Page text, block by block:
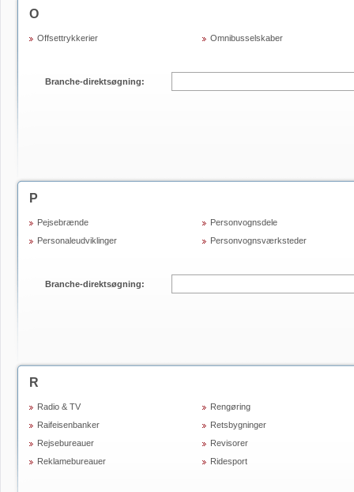
O
Offsettrykkerier Omnibusselskaber
Branche-direktsøgning:
P
Pejsebrænde
Personaleudviklinger
Personvognsdele
Personvognsværksteder
Branche-direktsøgning:
R
Radio & TV
Raifeisenbanker
Rejsebureauer
Reklamebureauer
Rengøring
Retsbygninger
Revisorer
Ridesport